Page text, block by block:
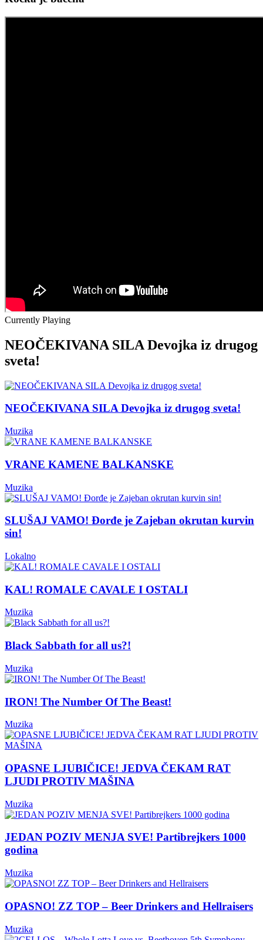
Currently Playing
NEOČEKIVANA SILA Devojka iz drugog
sveta!
NEOČEKIVANA SILA Devojka iz drugog sveta!
Muzika
VRANE KAMENE BALKANSKE
Muzika
SLUŠAJ VAMO! Đorđe je Zajeban okrutan kurvin
sin!
Lokalno
KAL! ROMALE CAVALE I OSTALI
Muzika
Black Sabbath for all us?!
Muzika
IRON! The Number Of The Beast!
Muzika
OPASNE LJUBIČICE! JEDVA ČEKAM RAT
LJUDI PROTIV MAŠINA
Muzika
JEDAN POZIV MENJA SVE! Partibrejkers 1000
godina
Muzika
OPASNO! ZZ TOP – Beer Drinkers and Hellraisers
Muzika